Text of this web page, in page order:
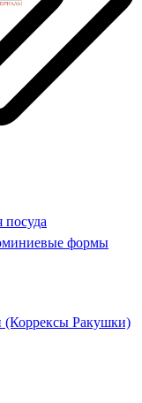
посуда
формы
(Коррексы Ракушки)